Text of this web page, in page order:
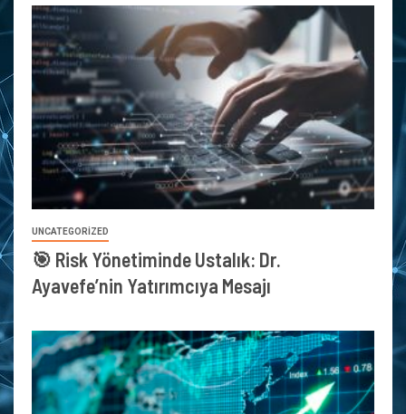
UNCATEGORIZED
🎯 Risk Yönetiminde Ustalık: Dr.
Ayavefe’nin Yatırımcıya Mesajı